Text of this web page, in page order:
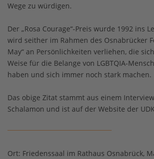
Wege zu würdigen.
Der „Rosa Courage“-Preis wurde 1992 ins
wird seither im Rahmen des Osnabrücker
May“ an Persönlichkeiten verliehen, die
Weise für die Belange von LGBTQIA-
haben und sich immer noch stark machen.
Das obige Zitat stammt aus einem
Schalamon und ist auf der Website der
Ort: Friedenssaal im Rathaus Osnabrück,